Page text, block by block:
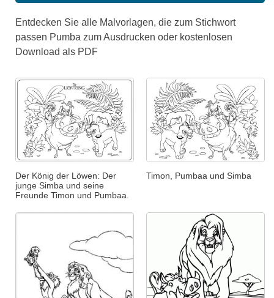
Entdecken Sie alle Malvorlagen, die zum Stichwort
passen Pumba zum Ausdrucken oder kostenlosen
Download als PDF
Der König der Löwen: Der
junge Simba und seine
Freunde Timon und Pumbaa.
Timon, Pumbaa und Simba